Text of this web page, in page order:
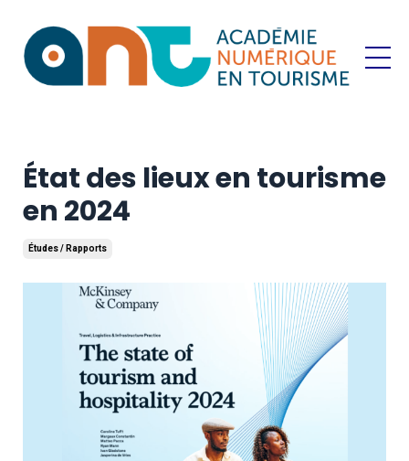
État des lieux en tourisme
en 2024
Études / Rapports